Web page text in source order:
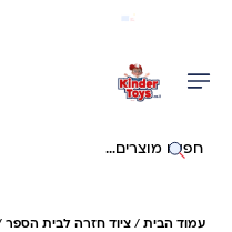
חיפוש באתר
עמוד הבית / ציוד חזרה לבית הספר